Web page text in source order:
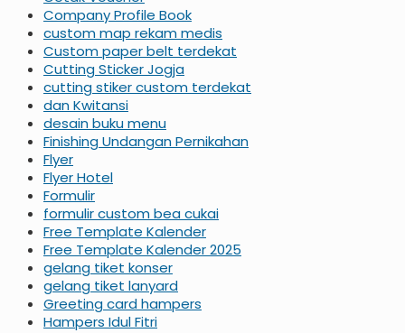
Company Profile Book
custom map rekam medis
Custom paper belt terdekat
Cutting Sticker Jogja
cutting stiker custom terdekat
dan Kwitansi
desain buku menu
Finishing Undangan Pernikahan
Flyer
Flyer Hotel
Formulir
formulir custom bea cukai
Free Template Kalender
Free Template Kalender 2025
gelang tiket konser
gelang tiket lanyard
Greeting card hampers
Hampers Idul Fitri